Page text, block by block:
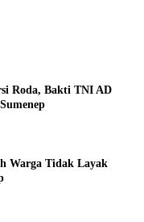
Roda, Bakti TNI AD
Warga Tidak Layak